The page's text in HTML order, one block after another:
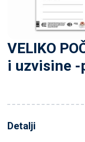
VELIKO
i uzvisine -
Detalji